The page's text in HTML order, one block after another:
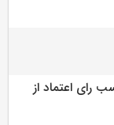
رای اعتماد از